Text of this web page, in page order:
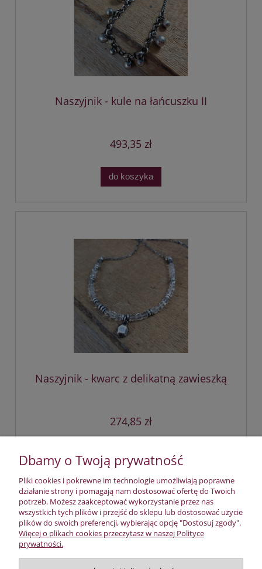
Naszyjnik - kule na łańcuszku II
493,35 zł
do koszyka
Naszyjnik - kwarc z delikatną zawieszką
274,85 zł
« 1 2 3 4 5 ... 12 »
Płatności i dostawa
Pomoc
Dbamy o Twoją prywatność
Pliki cookies i pokrewne im technologie umożliwiają poprawne
działanie strony i pomagają nam dostosować ofertę do Twoich
potrzeb. Możesz zaakceptować wykorzystanie przez nas
wszystkich tych plików i przejść do sklepu lub dostosować użycie
plików do swoich preferencji, wybierając opcję "Dostosuj zgody".
Więcej o plikach cookies przeczytasz w naszej Polityce
prywatności.